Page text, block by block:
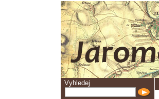
Vyhledej